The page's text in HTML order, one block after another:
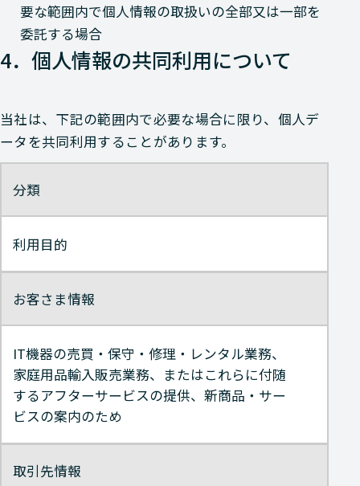
要な範囲内で個人情報の取扱いの全部又は一部を
委託する場合
4．個人情報の共同利用について
当社は、下記の範囲内で必要な場合に限り、個人デ
ータを共同利用することがあります。
分類
利用目的
お客さま情報
IT機器の売買・保守・修理・レンタル業務、
家庭用品輸入販売業務、またはこれらに付随
するアフターサービスの提供、新商品・サー
ビスの案内のため
取引先情報